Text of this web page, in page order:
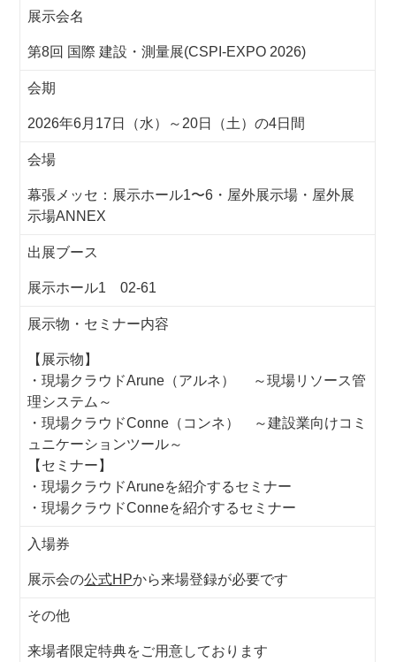
展示会名
第8回 国際 建設・測量展(CSPI-EXPO 2026)
会期
2026年6月17日（水）～20日（土）の4日間
会場
幕張メッセ：展示ホール1〜6・屋外展示場・屋外展
示場ANNEX
出展ブース
展示ホール1 02-61
展示物・セミナー内容
【展示物】
・現場クラウドArune（アルネ） ～現場リソース管
理システム～
・現場クラウドConne（コンネ） ～建設業向けコミ
ュニケーションツール～
【セミナー】
・現場クラウドAruneを紹介するセミナー
・現場クラウドConneを紹介するセミナー
入場券
展示会の公式HPから来場登録が必要です
その他
来場者限定特典をご用意しております